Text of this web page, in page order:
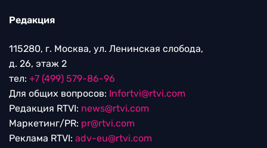
Редакция
115280, г. Москва, ул. Ленинская слобода,
д. 26, этаж 2
тел: +7 (499) 579-86-96
Для общих вопросов: Infortvi@rtvi.com
Редакция RTVI: news@rtvi.com
Маркетинг/PR: pr@rtvi.com
Реклама RTVI: adv-eu@rtvi.com